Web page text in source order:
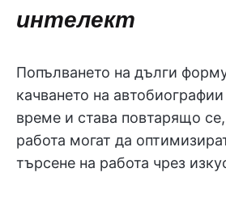
интелект
Попълването на дълги
качването на
време и става повтарящо
работа могат да
търсене на работа чрез